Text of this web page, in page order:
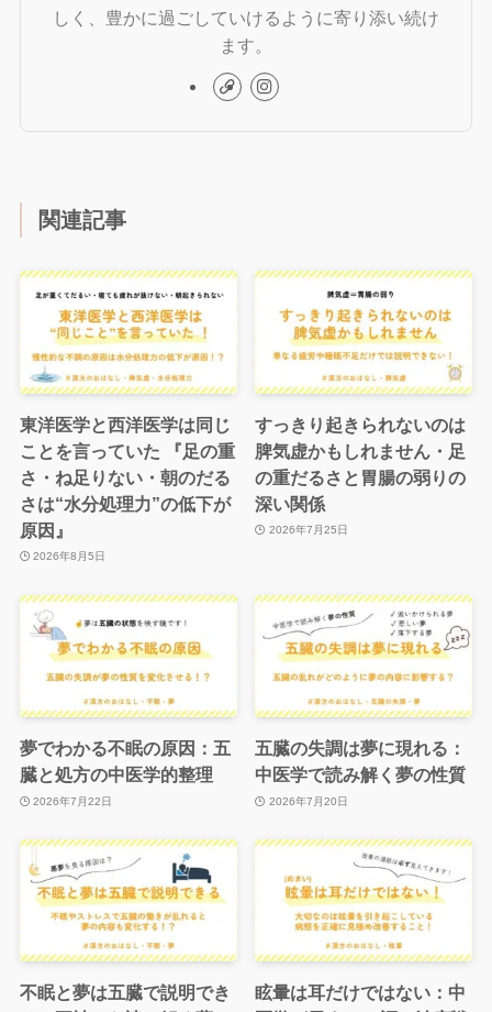
しく、豊かに過ごしていけるように寄り添い続け
ます。
関連記事
東洋医学と西洋医学は同じ
ことを言っていた 『足の重
さ・ね足りない・朝のだる
さは“水分処理力”の低下が
原因』
2026年8月5日
すっきり起きられないのは
脾気虚かもしれません・足
の重だるさと胃腸の弱りの
深い関係
2026年7月25日
夢でわかる不眠の原因：五
臓と処方の中医学的整理
2026年7月22日
五臓の失調は夢に現れる：
中医学で読み解く夢の性質
2026年7月20日
不眠と夢は五臓で説明でき
眩暈は耳だけではない：中